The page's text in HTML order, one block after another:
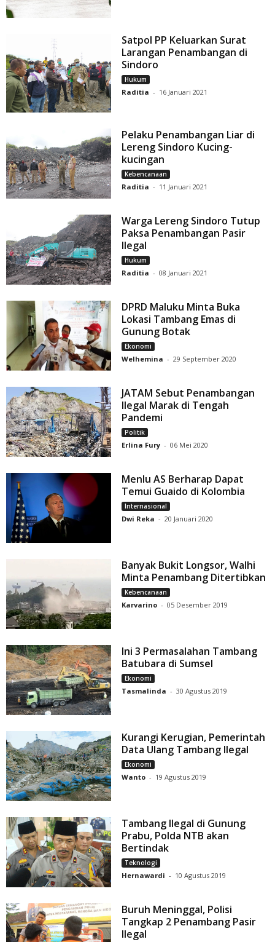
Satpol PP Keluarkan Surat
Larangan Penambangan di
Sindoro
Hukum
Raditia - 16 Januari 2021
Pelaku Penambangan Liar di
Lereng Sindoro Kucing-
kucingan
Kebencanaan
Raditia - 11 Januari 2021
Warga Lereng Sindoro Tutup
Paksa Penambangan Pasir
Ilegal
Hukum
Raditia - 08 Januari 2021
DPRD Maluku Minta Buka
Lokasi Tambang Emas di
Gunung Botak
Ekonomi
Welhemina - 29 September 2020
JATAM Sebut Penambangan
Ilegal Marak di Tengah
Pandemi
Politik
Erlina Fury - 06 Mei 2020
Menlu AS Berharap Dapat
Temui Guaido di Kolombia
Internasional
Dwi Reka - 20 Januari 2020
Banyak Bukit Longsor, Walhi
Minta Penambang Ditertibkan
Kebencanaan
Karvarino - 05 Desember 2019
Ini 3 Permasalahan Tambang
Batubara di Sumsel
Ekonomi
Tasmalinda - 30 Agustus 2019
Kurangi Kerugian, Pemerintah
Data Ulang Tambang Ilegal
Ekonomi
Wanto - 19 Agustus 2019
Tambang Ilegal di Gunung
Prabu, Polda NTB akan
Bertindak
Teknologi
Hernawardi - 10 Agustus 2019
Buruh Meninggal, Polisi
Tangkap 2 Penambang Pasir
Ilegal